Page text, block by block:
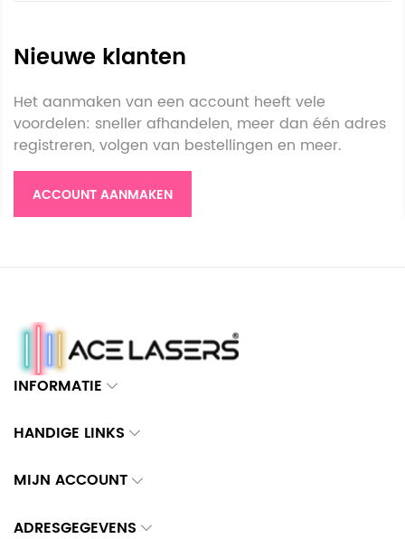
Nieuwe klanten
Het aanmaken van een account heeft vele
voordelen: sneller afhandelen, meer dan één adres
registreren, volgen van bestellingen en meer.
ACCOUNT AANMAKEN
INFORMATIE
HANDIGE LINKS
MIJN ACCOUNT
ADRESGEGEVENS